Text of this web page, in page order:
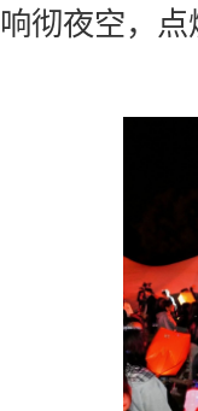
响彻夜空，点